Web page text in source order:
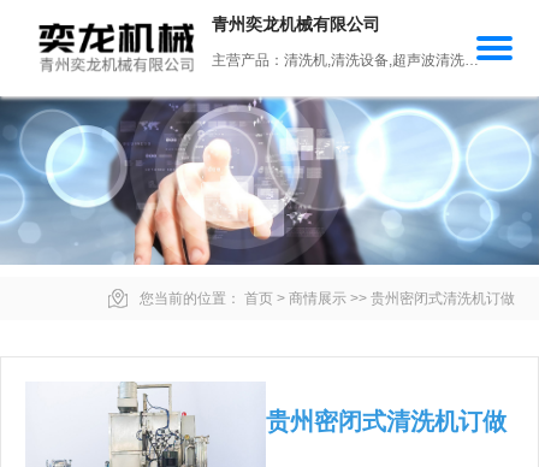
青州奕龙机械有限公司
主营产品：清洗机,清洗设备,超声波清洗机,锻造氧化皮清洗机,往复式清洗机
您当前的位置： 首页 > 商情展示 >> 贵州密闭式清洗机订做
贵州密闭式清洗机订做